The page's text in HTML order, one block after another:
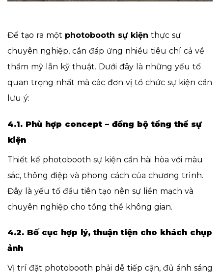
Để tạo ra một photobooth sự kiện thực sự
chuyên nghiệp, cần đáp ứng nhiều tiêu chí cả về
thẩm mỹ lẫn kỹ thuật. Dưới đây là những yếu tố
quan trọng nhất mà các đơn vị tổ chức sự kiện cần
lưu ý:
4.1. Phù hợp concept – đồng bộ tổng thể sự
kiện
Thiết kế photobooth sự kiện cần hài hòa với màu
sắc, thông điệp và phong cách của chương trình.
Đây là yếu tố đầu tiên tạo nên sự liền mạch và
chuyên nghiệp cho tổng thể không gian.
4.2. Bố cục hợp lý, thuận tiện cho khách chụp
ảnh
Vị trí đặt photobooth phải dễ tiếp cận, đủ ánh sáng